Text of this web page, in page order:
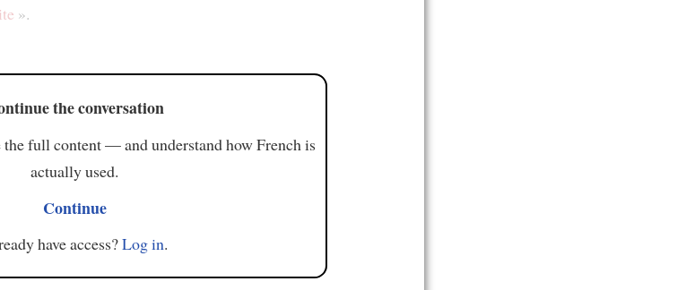
».
the conversation
full content — and understand how French is
actually used.
Continue
have access?Log in.